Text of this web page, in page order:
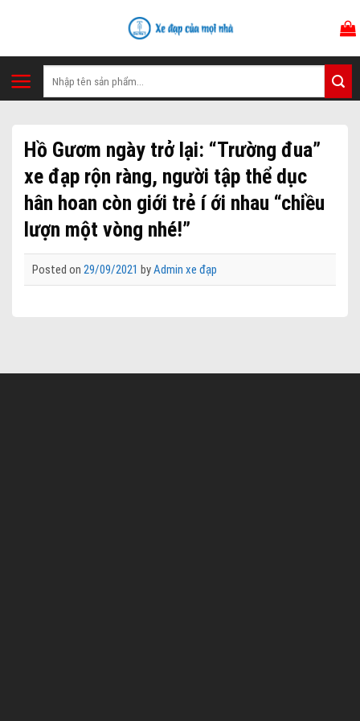
Tìm
kiếm:
Hồ Gươm ngày trở lại: “Trường đua”
xe đạp rộn ràng, người tập thể dục
hân hoan còn giới trẻ í ới nhau “chiều
lượn một vòng nhé!”
Posted on 29/09/2021 byAdmin xe đạp